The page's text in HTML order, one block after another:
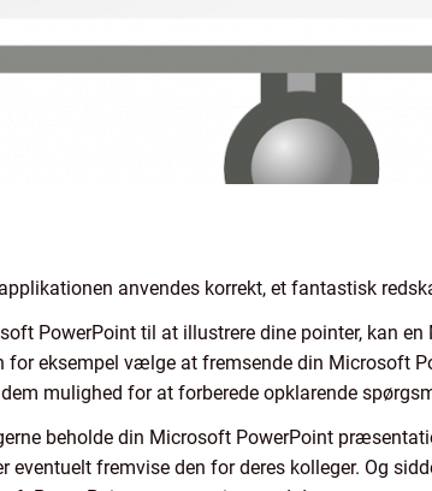
anvendes korrekt, et fantastisk
PowerPoint til at illustrere dine pointer, kan
eksempel vælge at fremsende din Microsoft
mulighed for at forberede opklarende
beholde din Microsoft PowerPoint
fremvise den for deres kolleger. Og